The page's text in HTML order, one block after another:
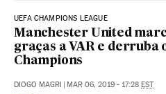
UEFA CHAMPIONS LEAGUE
Manchester United
graças a VAR e derruba
Champions
DIOGO MAGRI | MAR 06, 2019 - 17:28 EST